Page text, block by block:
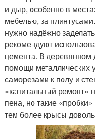
и дыр, особенно в
мебелью, за
нужно надёжно
рекомендуют
цемента. В деревянном
помощи металлических
саморезами к полу и
«капитальный ремонт»
пена, но такие
тем более крысы